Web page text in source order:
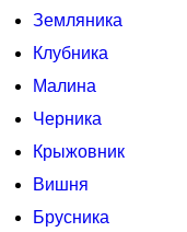
Земляника
Клубника
Малина
Черника
Крыжовник
Вишня
Брусника